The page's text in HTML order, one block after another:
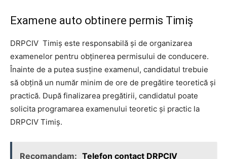
Examene auto obtinere permis Timiș
DRPCIV Timiș este responsabilă și de organizarea
examenelor pentru obținerea permisului de conducere.
Înainte de a putea susține examenul, candidatul trebuie
să obțină un număr minim de ore de pregătire teoretică și
practică. După finalizarea pregătirii, candidatul poate
solicita programarea examenului teoretic și practic la
DRPCIV Timiș.
Recomandam: Telefon contact DRPCIV